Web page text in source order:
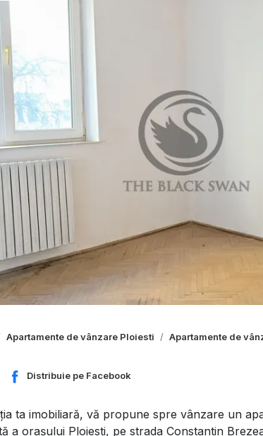
Apartamente de vânzare Ploiesti Apartamente de
Distribuie pe Facebook
ta imobiliară, vă propune spre vânzare un
a orașului Ploiesti, pe strada Constantin